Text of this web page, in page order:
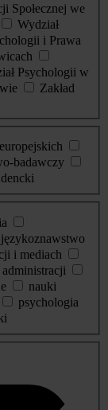
Społecznej we
Wydział
i Prawa
Psychologii w
Zakład
badawczy
językoznawstwo
i mediach
nauki
psychologia